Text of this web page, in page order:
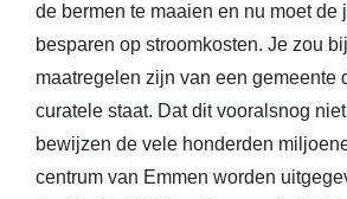
de bermen te maaien en nu moet de
besparen op stroomkosten. Je zou
maatregelen zijn van een gemeente
curatele staat. Dat dit vooralsnog
bewijzen de vele honderden
centrum van Emmen worden